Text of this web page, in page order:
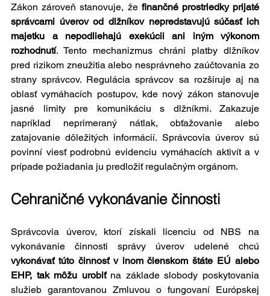
Zákon zároveň stanovuje, že finančné prostriedky prijaté
správcami úverov od dlžníkov nepredstavujú súčasť ich
majetku a nepodliehajú exekúcii ani iným výkonom
rozhodnutí. Tento mechanizmus chráni platby dlžníkov
pred rizikom zneužitia alebo nesprávneho zaúčtovania zo
strany správcov. Regulácia správcov sa rozširuje aj na
oblasť vymáhacích postupov, kde nový zákon stanovuje
jasné limity pre komunikáciu s dlžníkmi. Zakazuje
napríklad neprimeraný nátlak, obťažovanie alebo
zatajovanie dôležitých informácií. Správcovia úverov sú
povinní viesť podrobnú evidenciu vymáhacích aktivít a v
prípade požiadania ju predložiť regulačným orgánom.
Cehraničné vykonávanie činnosti
Správcovia úverov, ktorí získali licenciu od NBS na
vykonávať túto činnosť v inom členskom štáte EÚ alebo
EHP, tak môžu urobiť na základe slobody poskytovania
služieb garantovanou Zmluvou o fungovaní Európskej